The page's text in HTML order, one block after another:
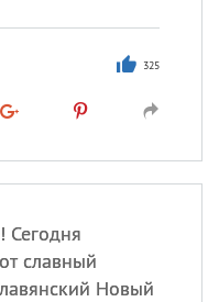
325
Сегодня
славный
Новый